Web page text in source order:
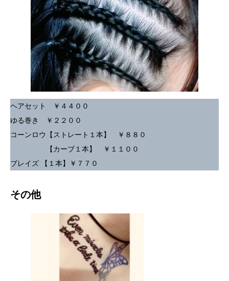
ヘアセット ￥４４００
ゆる巻き ￥２２００
コーンロウ【ストレート１本】 ￥８８０
【カーブ１本】 ￥１１００
ブレイズ 【１本】￥７７０
その他